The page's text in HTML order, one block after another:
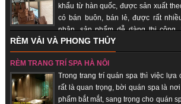
khẩu từ hàn quốc, được sản xuất
có bán buôn, bán lẻ, được rất
nhận, sản phẩm dễ dàng thi
thành rẻ, giao hàng nhanh, uy tín, chất lượng.
RÈM VẢI VÀ PHONG THỦY
RÈM TRANG TRÍ SPA HÀ NỘI
Trong trang trí quán spa thì việc lựa
rất là quan trọng, bời quán spa là
phẩm bắt mắt, sang trọng cho quán